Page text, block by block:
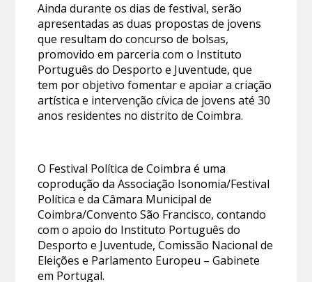
Ainda durante os dias de festival, serão
apresentadas as duas propostas de jovens
que resultam do concurso de bolsas,
promovido em parceria com o Instituto
Português do Desporto e Juventude, que
tem por objetivo fomentar e apoiar a criação
artística e intervenção cívica de jovens até 30
anos residentes no distrito de Coimbra.
O Festival Política de Coimbra é uma
coprodução da Associação Isonomia/Festival
Política e da Câmara Municipal de
Coimbra/Convento São Francisco, contando
com o apoio do Instituto Português do
Desporto e Juventude, Comissão Nacional de
Eleições e Parlamento Europeu – Gabinete
em Portugal.